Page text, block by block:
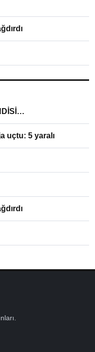
uçtu: 5 yaralı